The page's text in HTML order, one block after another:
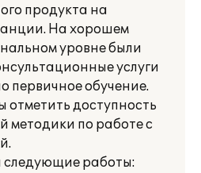
продукта на
На хорошем
уровне были
услуги
первичное обучение.
отметить доступность
методики по работе с
следующие работы: